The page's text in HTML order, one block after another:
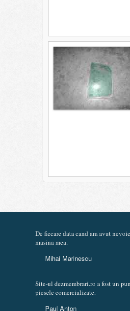
De fiecare data cand am avut
masina mea.
Mihai Marinescu
Site-ul dezmembrari.ro a fost un
piesele comercializate.
Paul Anton